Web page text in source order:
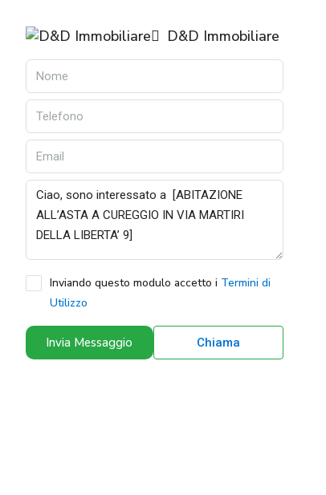
D&D Immobiliare
Inviando questo modulo accetto i Termini di
Utilizzo
Invia Messaggio Chiama